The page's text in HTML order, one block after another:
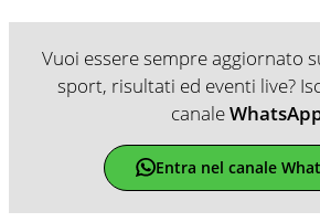
Vuoi essere sempre aggiornato
sport, risultati ed eventi live?
canale
Entra nel canale